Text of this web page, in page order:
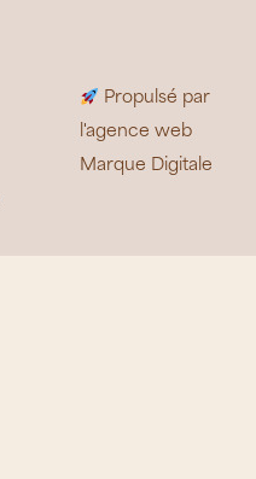
Propulsé par
l'agence web
Marque Digitale